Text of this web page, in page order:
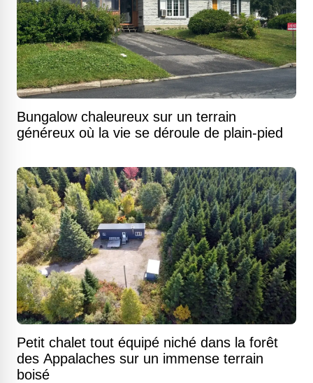
Bungalow chaleureux sur un terrain
généreux où la vie se déroule de plain-pied
Petit chalet tout équipé niché dans la forêt
des Appalaches sur un immense terrain
boisé